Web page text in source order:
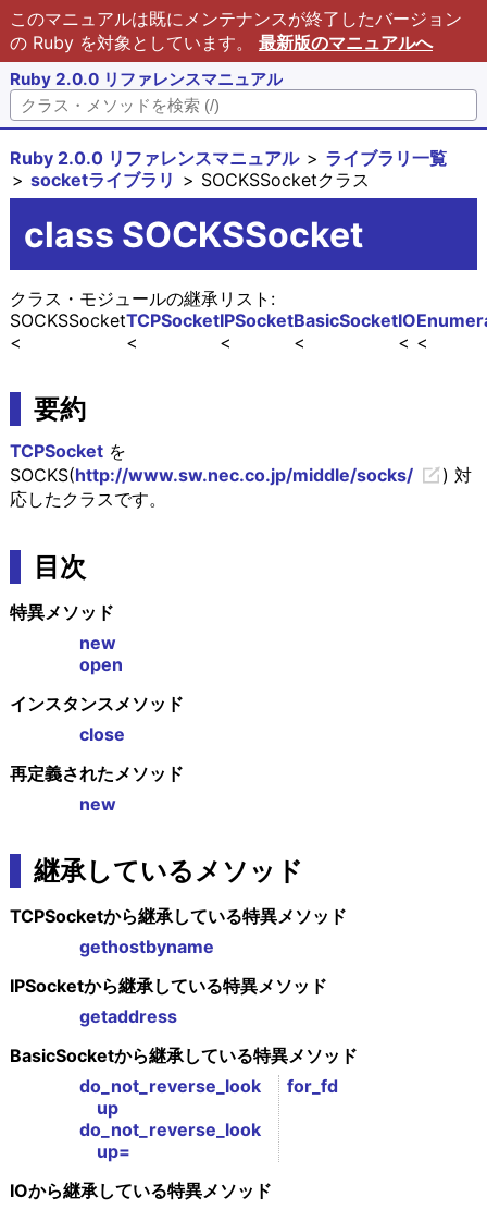
このマニュアルは既にメンテナンスが終了したバージョン
の Ruby を対象としています。 最新版のマニュアルへ
Ruby 2.0.0 リファレンスマニュアル
Ruby 2.0.0 リファレンスマニュアル
ライブラリ一覧
socketライブラリ
SOCKSSocketクラス
class SOCKSSocket
クラス・モジュールの継承リスト:
IO
BasicSocket
IPSocket
TCPSocket
SOCKSSocket
要約
TCPSocketを
SOCKS(http://www.sw.nec.co.jp/middle/socks/
) 対
応したクラスです。
目次
特異メソッド
new
open
インスタンスメソッド
close
再定義されたメソッド
new
継承しているメソッド
TCPSocketから継承している特異メソッド
gethostbyname
IPSocketから継承している特異メソッド
getaddress
BasicSocketから継承している特異メソッド
do_not_reverse_look
up
do_not_reverse_look
up=
for_fd
IOから継承している特異メソッド